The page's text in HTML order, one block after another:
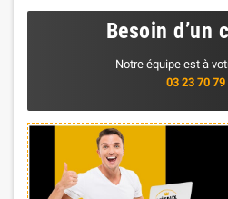
Besoin d’un
Notre équipe est à
03 23 70 79